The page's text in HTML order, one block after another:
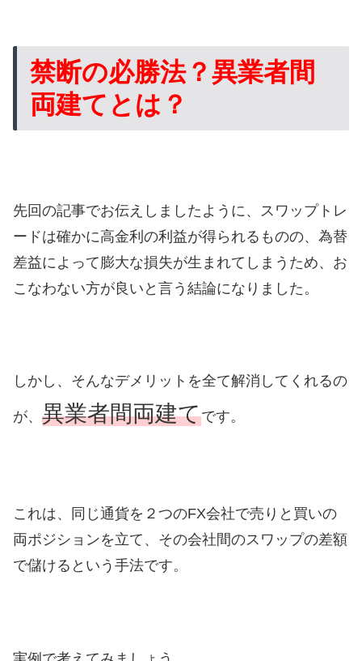
禁断の必勝法？異業者間
両建てとは？
先回の記事でお伝えしましたように、スワップトレ
ードは確かに高金利の利益が得られるものの、為替
差益によって膨大な損失が生まれてしまうため、お
こなわない方が良いと言う結論になりました。
しかし、そんなデメリットを全て解消してくれるの
が、 異業者間両建てです。
これは、同じ通貨を２つのFX会社で売りと買いの
両ポジションを立て、その会社間のスワップの差額
で儲けるという手法です。